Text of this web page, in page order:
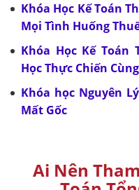
Khóa Học Kế Toán
Mọi Tình Huống
Khóa Học Kế Toán
Học Thực Chiến
Khóa học Nguyên
Mất Gốc
Ai Nên